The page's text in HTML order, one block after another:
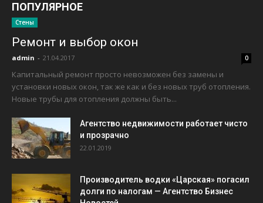
ПОПУЛЯРНОЕ
Стены
Ремонт и выбор окон
admin - 21.04.2017 0
Капитальный ремонт просто невозможен без замены и
установки новых окон, так же как и без новых труб отопления.
Новые трубы для отопления должны быть...
Агентство недвижимости работает чисто
и прозрачно
22.01.2019
Производитель водки «Царская» погасил
долги по налогам — Агентство Бизнес